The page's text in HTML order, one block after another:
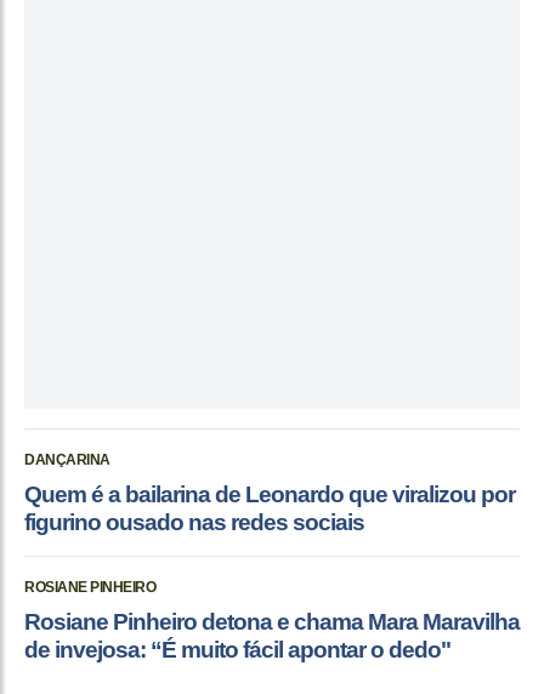
DANÇARINA
Quem é a bailarina de Leonardo que viralizou por
figurino ousado nas redes sociais
ROSIANE PINHEIRO
Rosiane Pinheiro detona e chama Mara Maravilha
de invejosa: “É muito fácil apontar o dedo"